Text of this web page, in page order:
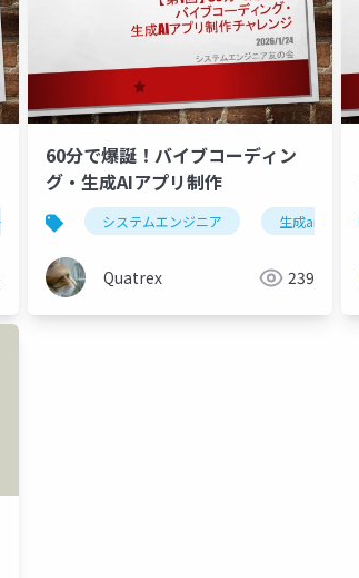
発 aiエージェント
ェント
60分で爆誕！バイブコーディン
グ・生成AIアプリ制作
システムエンジニア 生成ai
Quatrex 239